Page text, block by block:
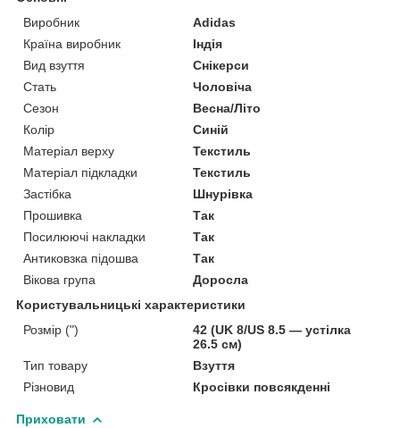
Виробник
Adidas
Країна виробник
Індія
Вид взуття
Снікерси
Стать
Чоловіча
Сезон
Весна/Літо
Колір
Синій
Матеріал верху
Текстиль
Матеріал підкладки
Текстиль
Застібка
Шнурівка
Прошивка
Так
Посилюючі накладки
Так
Антиковзка підошва
Так
Вікова група
Доросла
Користувальницькі характеристики
Розмір (")
42 (UK 8/US 8.5 — устілка
26.5 см)
Тип товару
Взуття
Різновид
Кросівки повсякденні
Приховати